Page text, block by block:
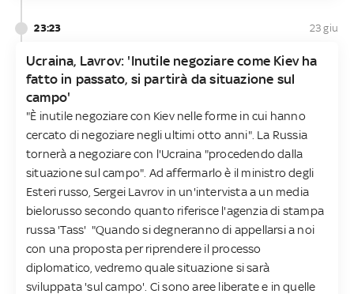
23:23 23 giu
Ucraina, Lavrov: 'Inutile negoziare come Kiev ha
fatto in passato, si partirà da situazione sul
campo'
"È inutile negoziare con Kiev nelle forme in cui hanno
cercato di negoziare negli ultimi otto anni". La Russia
tornerà a negoziare con l'Ucraina "procedendo dalla
situazione sul campo". Ad affermarlo è il ministro degli
Esteri russo, Sergei Lavrov in un'intervista a un media
bielorusso secondo quanto riferisce l'agenzia di stampa
russa 'Tass' "Quando si degneranno di appellarsi a noi
con una proposta per riprendere il processo
diplomatico, vedremo quale situazione si sarà
sviluppata 'sul campo'. Ci sono aree liberate e in quelle